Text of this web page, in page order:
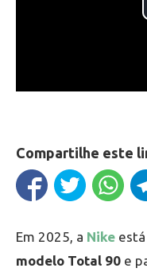
Compartilhe este
Em 2025, a Nike
modelo Total 90 e